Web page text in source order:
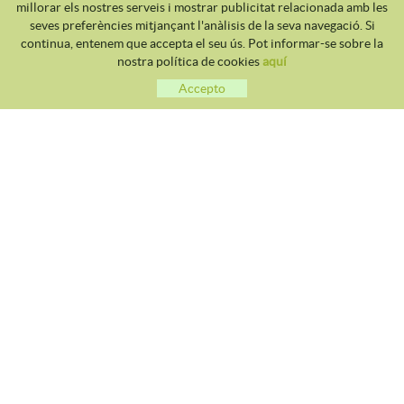
millorar els nostres serveis i mostrar publicitat relacionada amb les
seves preferències mitjançant l'anàlisis de la seva navegació. Si
continua, entenem que accepta el seu ús. Pot informar-se sobre la
nostra política de cookiesaquí
Accepto